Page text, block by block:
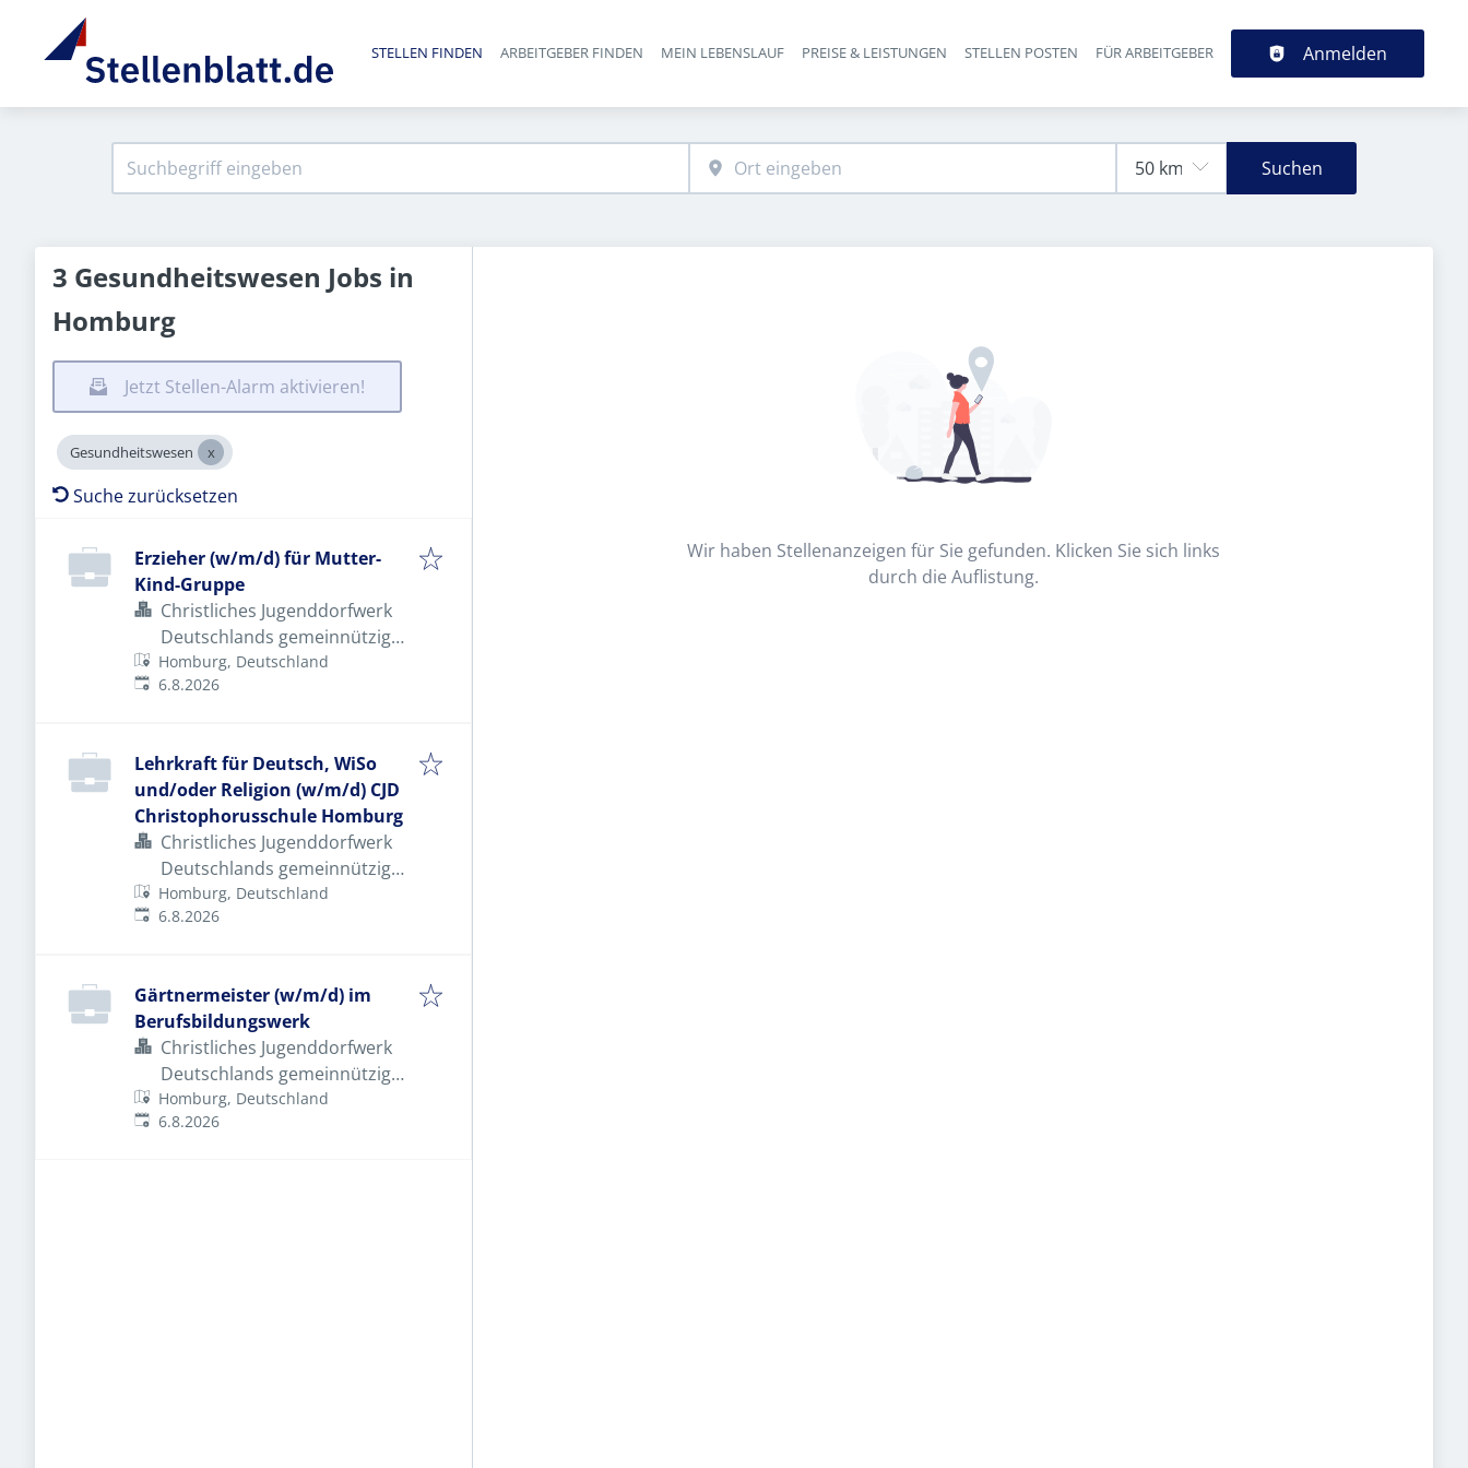
Haupt-Navigation
STELLEN FINDEN ARBEITGEBER FINDEN MEIN LEBENSLAUF PREISE & LEISTUNGEN STELLEN POSTEN FÜR ARBEITGEBER Anmelden
Suchen
3 Gesundheitswesen Jobs in
Homburg
Jetzt Stellen-Alarm aktivieren!
Gesundheitswesen
Suche zurücksetzen
Erzieher (w/m/d) für Mutter-
Kind-Gruppe
Christliches Jugenddorfwerk
Deutschlands gemeinnütziger
e.V. (CJD)
Homburg, Deutschland
Veröffentlicht
6.8.2026
Lehrkraft für Deutsch, WiSo
und/oder Religion (w/m/d) CJD
Christophorusschule Homburg
Christliches Jugenddorfwerk
Deutschlands gemeinnütziger
e.V. (CJD)
Homburg, Deutschland
Veröffentlicht
6.8.2026
Gärtnermeister (w/m/d) im
Berufsbildungswerk
Christliches Jugenddorfwerk
Deutschlands gemeinnütziger
e.V. (CJD)
Homburg, Deutschland
Veröffentlicht
6.8.2026
Wir haben Stellenanzeigen für Sie gefunden. Klicken Sie sich links
durch die Auflistung.